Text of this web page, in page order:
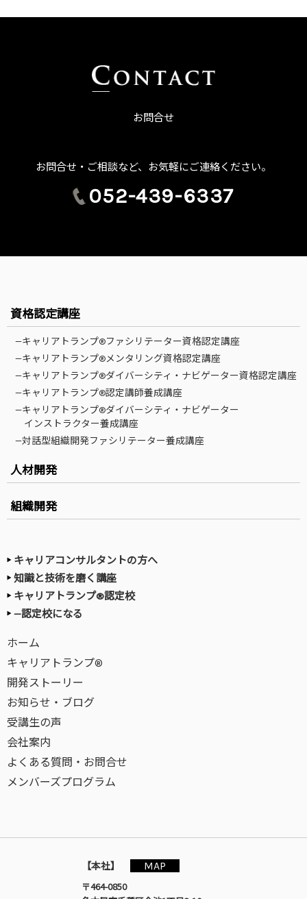
お問合せ
お問合せ・ご相談など、お気軽にご連絡ください。
052-439-6337
資格認定講座
—キャリアトランプ®ファシリテーター資格認定講座
—キャリアトランプ®メンタリング資格認定講座
—キャリアトランプ®ダイバーシティ・ナビゲーター資格認定講座
—キャリアトランプ®認定講師養成講座
—キャリアトランプ®ダイバーシティ・ナビゲーター
インストラクター養成講座
—対話型組織開発ファシリテーター養成講座
人材開発
組織開発
キャリアコンサルタントの方へ
知識と技術を磨く講座
キャリアトランプ®認定校
—認定校になる
ホーム
キャリアトランプ®
開発ストーリー
お知らせ・ブログ
受講生の声
会社案内
よくある質問・お問合せ
メンバーズプログラム
【本社】
MAP
〒464-0850